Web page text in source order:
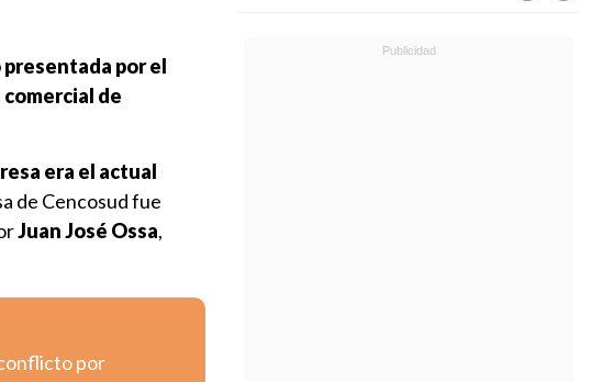
por el
de
era el actual
de Cencosud fue
Juan José Ossa,
por